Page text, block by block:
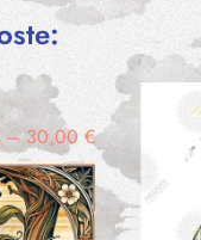
–30,00€
Neve